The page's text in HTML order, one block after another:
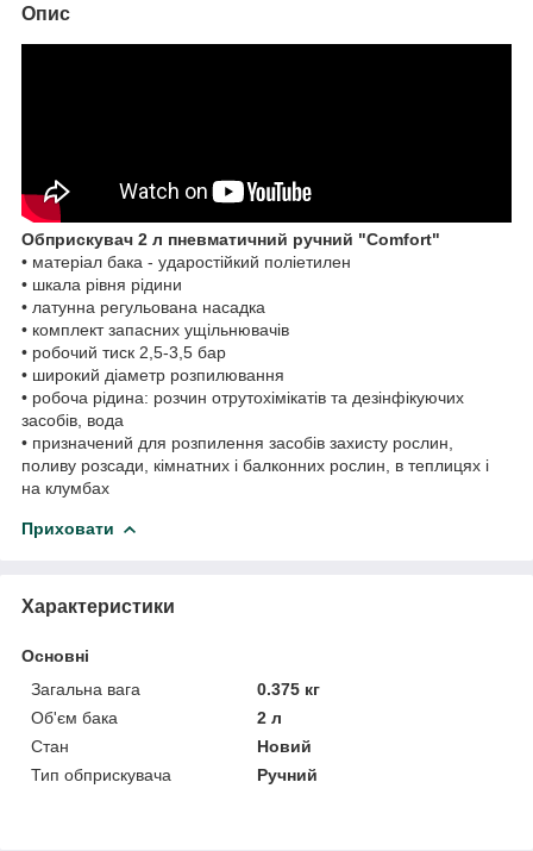
Опис
Обприскувач 2 л пневматичний ручний "Comfort"
• матеріал бака - ударостійкий поліетилен
• шкала рівня рідини
• латунна регульована насадка
• комплект запасних ущільнювачів
• робочий тиск 2,5-3,5 бар
• широкий діаметр розпилювання
• робоча рідина: розчин отрутохімікатів та дезінфікуючих
засобів, вода
• призначений для розпилення засобів захисту рослин,
поливу розсади, кімнатних і балконних рослин, в теплицях і
на клумбах
Приховати
Характеристики
Основні
Загальна вага
0.375 кг
Об'єм бака
2 л
Стан
Новий
Тип обприскувача
Ручний